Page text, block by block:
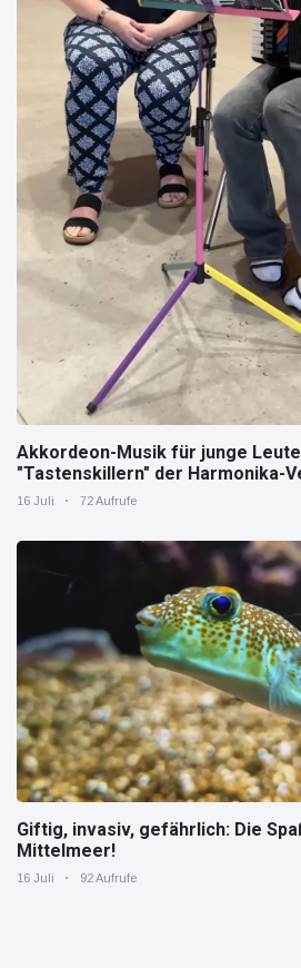
Akkordeon-Musik für junge
"Tastenskillern" der Harmonika-
zeigt, wie "jung" das Instrument
16 Juli 72 Aufrufe
Giftig, invasiv, gefährlich: Die
Mittelmeer!
16 Juli 92 Aufrufe